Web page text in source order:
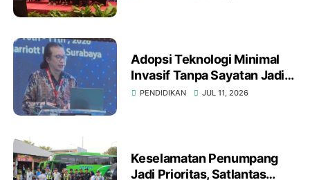
Adopsi Teknologi Minimal
Invasif Tanpa Sayatan Jadi
Fokus di 43rd Fiesta Urology
PENDIDIKAN JUL 11, 2026
Keselamatan Penumpang
Jadi Prioritas, Satlantas